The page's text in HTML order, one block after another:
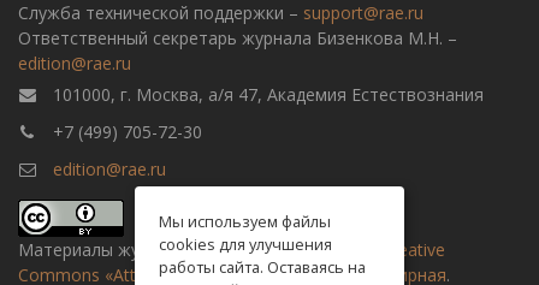
Служба технической поддержки – support@rae.ru
Ответственный секретарь журнала Бизенкова М.Н. –
edition@rae.ru
101000, г. Москва, а/я 47, Академия Естествознания
+7 (499) 705-72-30
edition@rae.ru
Материалы журнала доступны полицензии Creative
Commons «Attribution» («Атрибуция») 4.0 Всемирная.
Мы используем файлы
cookies для улучшения
работы сайта. Оставаясь на